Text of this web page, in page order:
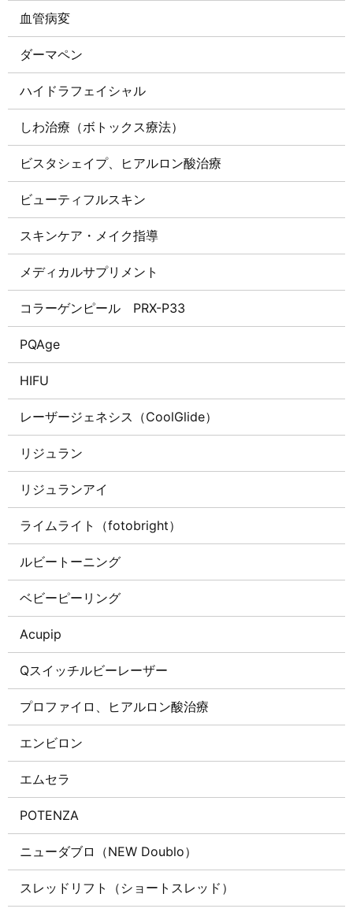
血管病変
ダーマペン
ハイドラフェイシャル
しわ治療（ボトックス療法）
ビスタシェイプ、ヒアルロン酸治療
ビューティフルスキン
スキンケア・メイク指導
メディカルサプリメント
コラーゲンピール PRX-P33
PQAge
HIFU
レーザージェネシス（CoolGlide）
リジュラン
リジュランアイ
ライムライト（fotobright）
ルビートーニング
ベビーピーリング
Acupip
Qスイッチルビーレーザー
プロファイロ、ヒアルロン酸治療
エンビロン
エムセラ
POTENZA
ニューダブロ（NEW Doublo）
スレッドリフト（ショートスレッド）